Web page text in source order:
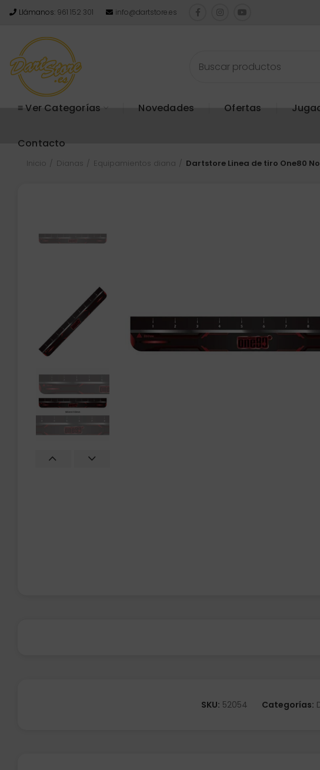
Llámanos: 961 152 301 info@dartstore.es
≡ Ver Categorías Novedades Ofertas
Contacto
Inicio Dianas Equipamientos diana Dartstore Linea de tiro One80
SKU: 52054 Categorías: